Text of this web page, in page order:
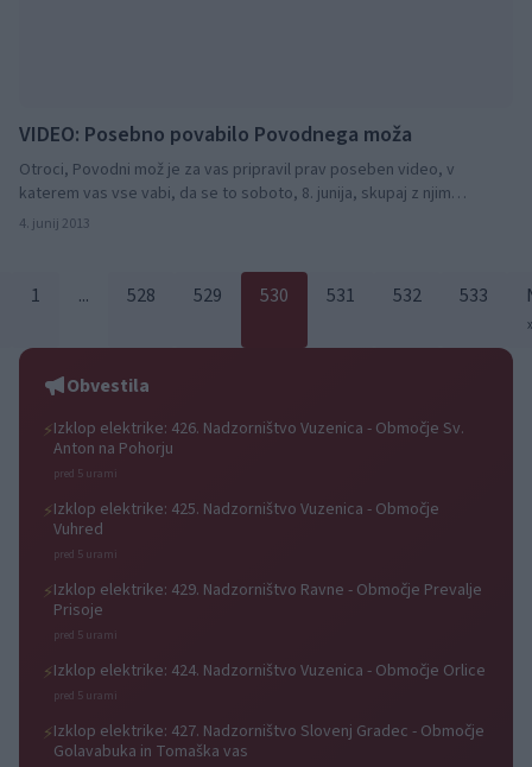
VIDEO: Posebno povabilo Povodnega moža
Otroci, Povodni mož je za vas pripravil prav poseben video, v
katerem vas vse vabi, da se to soboto, 8. junija, skupaj z njim
zabavate na 2. Festivalu Povodnega moža.
4. junij 2013
1 ... 528 529 530 531 532 533
Obvestila
⚡Izklop elektrike: 426. Nadzorništvo Vuzenica - Območje Sv.
Anton na Pohorju
pred 5 urami
⚡Izklop elektrike: 425. Nadzorništvo Vuzenica - Območje
Vuhred
pred 5 urami
⚡Izklop elektrike: 429. Nadzorništvo Ravne - Območje Prevalje
Prisoje
pred 5 urami
⚡Izklop elektrike: 424. Nadzorništvo Vuzenica - Območje Orlice
pred 5 urami
⚡Izklop elektrike: 427. Nadzorništvo Slovenj Gradec - Območje
Golavabuka in Tomaška vas